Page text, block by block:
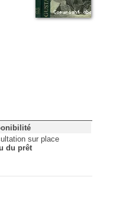
sur place
du prêt